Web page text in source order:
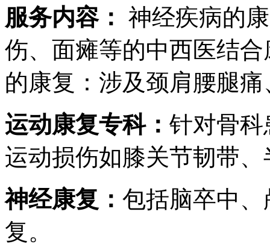
服务内容： 神经疾病的
伤、面瘫等的中西医结
的康复：涉及颈肩腰腿
运动康复专科： 针对骨
运动损伤如膝关节韧带
神经康复： 包括脑卒中
复。